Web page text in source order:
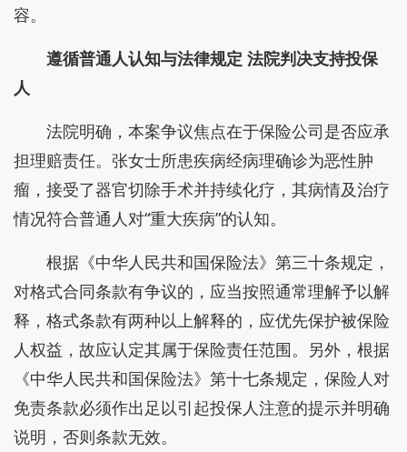
容。
遵循普通人认知与法律规定 法院判决支持投保
人
法院明确，本案争议焦点在于保险公司是否应承
担理赔责任。张女士所患疾病经病理确诊为恶性肿
瘤，接受了器官切除手术并持续化疗，其病情及治疗
情况符合普通人对“重大疾病”的认知。
根据《中华人民共和国保险法》第三十条规定，
对格式合同条款有争议的，应当按照通常理解予以解
释，格式条款有两种以上解释的，应优先保护被保险
人权益，故应认定其属于保险责任范围。另外，根据
《中华人民共和国保险法》第十七条规定，保险人对
免责条款必须作出足以引起投保人注意的提示并明确
说明，否则条款无效。